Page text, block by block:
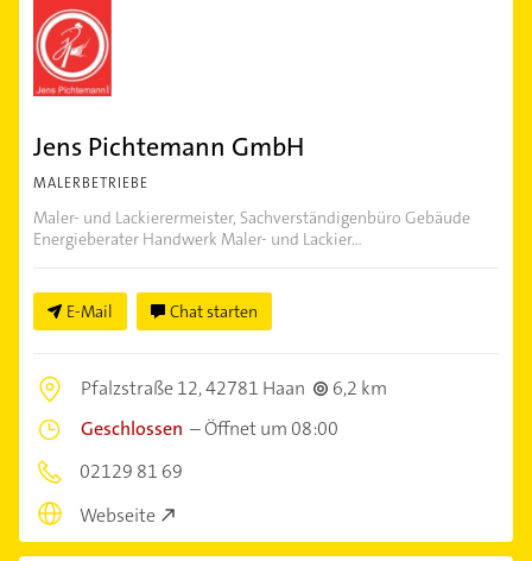
Jens Pichtemann GmbH
MALERBETRIEBE
Maler- und Lackierermeister, Sachverständigenbüro Gebäude
Energieberater Handwerk Maler- und Lackier...
E-Mail Chat starten
Pfalzstraße 12,42781 Haan
6,2 km
Geschlossen –Öffnet um 08:00
02129 81 69
Webseite